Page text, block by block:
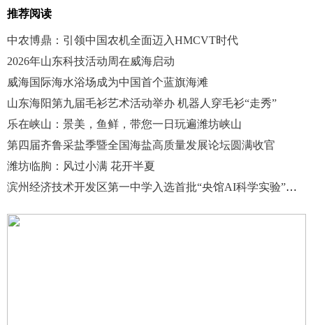
推荐阅读
中农博鼎：引领中国农机全面迈入HMCVT时代
2026年山东科技活动周在威海启动
威海国际海水浴场成为中国首个蓝旗海滩
山东海阳第九届毛衫艺术活动举办 机器人穿毛衫“走秀”
乐在峡山：景美，鱼鲜，带您一日玩遍潍坊峡山
第四届齐鲁采盐季暨全国海盐高质量发展论坛圆满收官
潍坊临朐：风过小满 花开半夏
滨州经济技术开发区第一中学入选首批“央馆AI科学实验”试点校